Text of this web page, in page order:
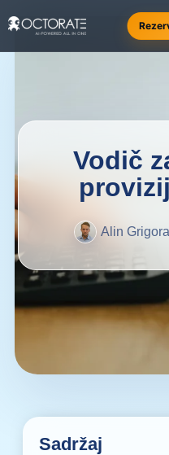
Vodič
Alin
Sadržaj